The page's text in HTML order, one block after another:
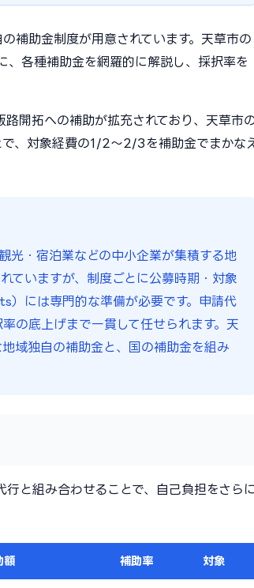
補助金制度が用意されています。天草市の
、各種補助金を網羅的に解説し、採択率を
開拓への補助が拡充されており、天草市
、対象経費の1/2〜2/3を補助金でまかな
光・宿泊業などの中小企業が集積する地
ていますが、制度ごとに公募時期・対象
）には専門的な準備が必要です。申請代
の底上げまで一貫して任せられます。天
域独自の補助金と、国の補助金を組み
と組み合わせることで、自己負担をさらに
額 補助率 対象